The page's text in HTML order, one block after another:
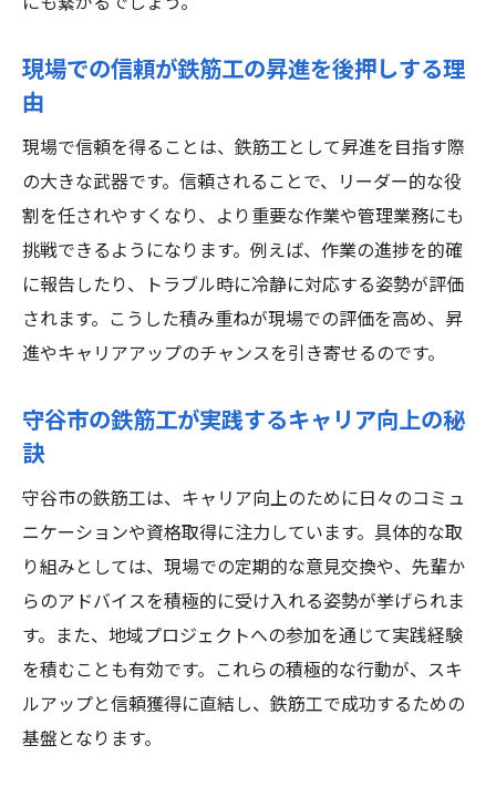
現場での信頼が鉄筋工の昇進を後押しする理
由
現場で信頼を得ることは、鉄筋工として昇進を目指す際
の大きな武器です。信頼されることで、リーダー的な役
割を任されやすくなり、より重要な作業や管理業務にも
挑戦できるようになります。例えば、作業の進捗を的確
に報告したり、トラブル時に冷静に対応する姿勢が評価
されます。こうした積み重ねが現場での評価を高め、昇
進やキャリアアップのチャンスを引き寄せるのです。
守谷市の鉄筋工が実践するキャリア向上の秘
訣
守谷市の鉄筋工は、キャリア向上のために日々のコミュ
ニケーションや資格取得に注力しています。具体的な取
り組みとしては、現場での定期的な意見交換や、先輩か
らのアドバイスを積極的に受け入れる姿勢が挙げられま
す。また、地域プロジェクトへの参加を通じて実践経験
を積むことも有効です。これらの積極的な行動が、スキ
ルアップと信頼獲得に直結し、鉄筋工で成功するための
基盤となります。